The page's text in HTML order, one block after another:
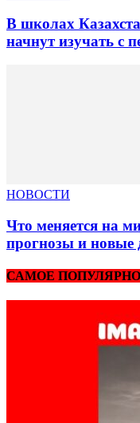
В школах
начнут изучать с
НОВОСТИ
Что меняется на
прогнозы и новые
САМОЕ